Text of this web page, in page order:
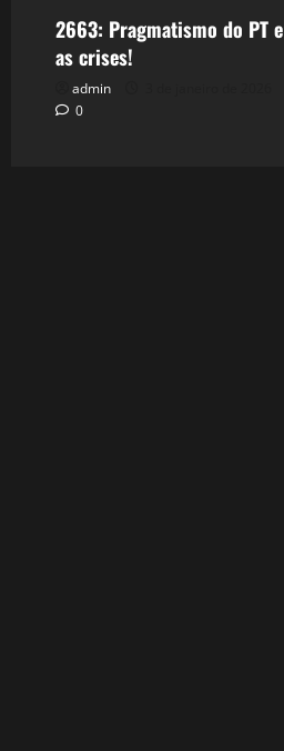
2663: Pragmatismo do PT e
as crises!
admin
0